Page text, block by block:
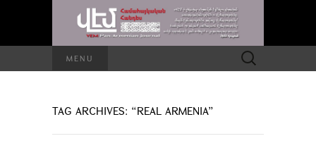
MENU
Search
for:
TAG ARCHIVES: “REAL ARMENIA”